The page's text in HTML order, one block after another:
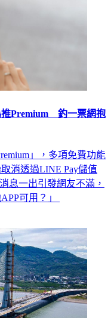
推Premium 釣一票網抱
」，多項免費功能
消透過LINE Pay儲值
息一出引發網友不滿，
可用？」